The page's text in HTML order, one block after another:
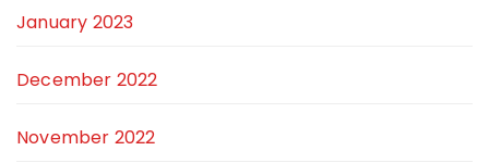
January 2023
December 2022
November 2022